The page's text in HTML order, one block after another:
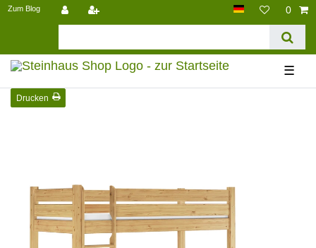
Zum Blog 0
☰
Drucken